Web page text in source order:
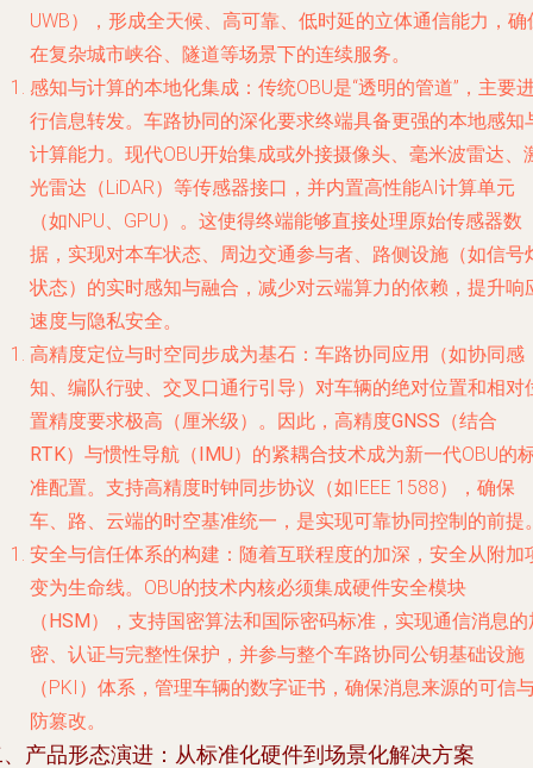
UWB），形成全天候、高可靠、低时延的立体通信能力，确
在复杂城市峡谷、隧道等场景下的连续服务。
感知与计算的本地化集成 ：传统OBU是“透明的管道”，主要
行信息转发。车路协同的深化要求终端具备更强的本地感知
计算能力。现代OBU开始集成或外接摄像头、毫米波雷达、
光雷达（LiDAR）等传感器接口，并内置高性能AI计算单元
（如NPU、GPU）。这使得终端能够直接处理原始传感器数
据，实现对本车状态、周边交通参与者、路侧设施（如信号
状态）的实时感知与融合，减少对云端算力的依赖，提升响
速度与隐私安全。
高精度定位与时空同步成为基石 ：车路协同应用（如协同感
知、编队行驶、交叉口通行引导）对车辆的绝对位置和相对
置精度要求极高（厘米级）。因此， 高精度GNSS（结合
RTK）与惯性导航（IMU）的紧耦合技术成为新一代OBU的
准配置。支持高精度时钟同步协议（如IEEE 1588），确保
车、路、云端的时空基准统一，是实现可靠协同控制的前提
安全与信任体系的构建 ：随着互联程度的加深，安全从附加
变为生命线。OBU的技术内核必须集成硬件安全模块
（HSM）
，支持国密算法和国际密码标准，实现通信消息的
密、认证与完整性保护，并参与整个车路协同公钥基础设施
（PKI）体系，管理车辆的数字证书，确保消息来源的可信
防篡改。
产品形态演进：从标准化硬件到场景化解决方案